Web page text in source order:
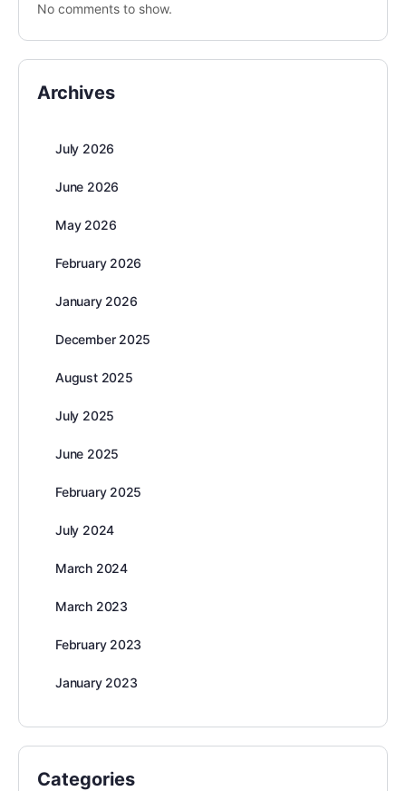
No comments to show.
Archives
July 2026
June 2026
May 2026
February 2026
January 2026
December 2025
August 2025
July 2025
June 2025
February 2025
July 2024
March 2024
March 2023
February 2023
January 2023
Categories